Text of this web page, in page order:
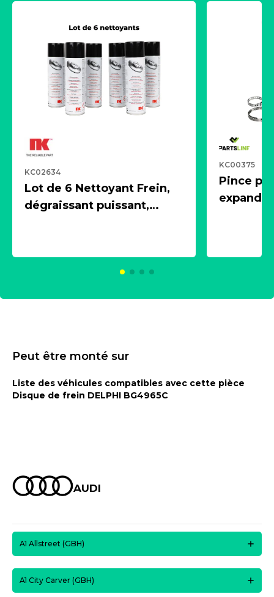
KC02634
Lot de 6 Nettoyant Frein,
dégraissant puissant,
KC00375
Pince
Peut être monté sur
Liste des véhicules compatibles avec cette pièce
Disque de frein DELPHI BG4965C
AUDI
A1 Allstreet (GBH)
A1 City Carver (GBH)